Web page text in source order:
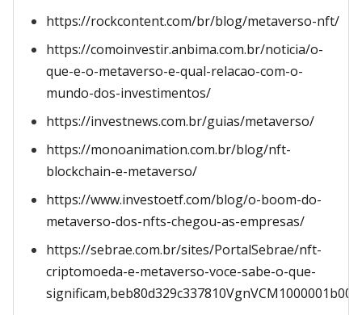
https://rockcontent.com/br/blog/metaverso-nft/
https://comoinvestir.anbima.com.br/noticia/o-
que-e-o-metaverso-e-qual-relacao-com-o-
mundo-dos-investimentos/
https://investnews.com.br/guias/metaverso/
https://monoanimation.com.br/blog/nft-
blockchain-e-metaverso/
https://www.investoetf.com/blog/o-boom-do-
metaverso-dos-nfts-chegou-as-empresas/
https://sebrae.com.br/sites/PortalSebrae/nft-
criptomoeda-e-metaverso-voce-sabe-o-que-